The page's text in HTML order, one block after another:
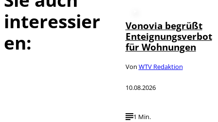
interessier
en:
Vonovia begrüßt
Enteignungsverbot
für Wohnungen
Von WTV Redaktion
10.08.2026
1 Min.